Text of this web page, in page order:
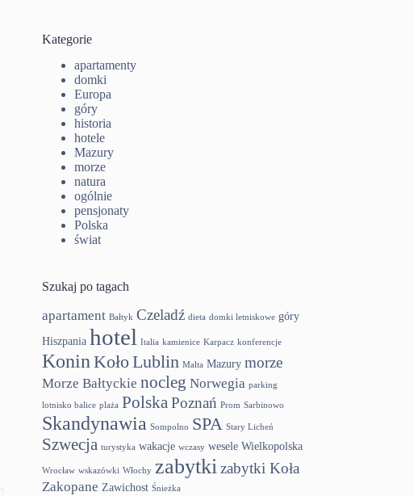
Kategorie
apartamenty
domki
Europa
góry
historia
hotele
Mazury
morze
natura
ogólnie
pensjonaty
Polska
świat
Szukaj po tagach
apartament Bałtyk Czeladź dieta domki letniskowe góry
Hiszpania hotel Italia kamienice Karpacz konferencje
Konin Koło Lublin Malta Mazury morze
Morze Bałtyckie nocleg Norwegia parking
lotnisko balice plaża PolskaPoznań Prom Sarbinowo
Skandynawia Sompolno SPA Stary Licheń
Szwecja turystyka wakacje wczasy wesele Wielkopolska
Wrocław wskazówki Włochy zabytkizabytki Koła
Zakopane Zawichost Śnieżka